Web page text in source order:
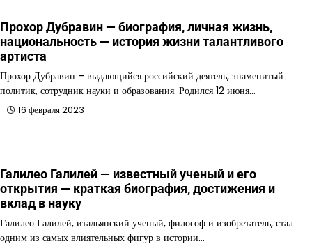
Прохор Дубравин — биография, личная жизнь,
национальность — история жизни талантливого
артиста
Прохор Дубравин – выдающийся российский деятель, знаменитый
политик, сотрудник науки и образования. Родился 12 июня…
16 февраля 2023
Галилео Галилей — известный ученый и его
открытия — краткая биография, достижения и
вклад в науку
Галилео Галилей, итальянский ученый, философ и изобретатель, стал
одним из самых влиятельных фигур в истории…